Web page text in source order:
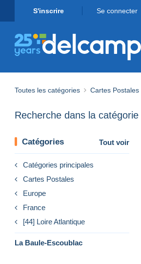
S'inscrire Se connecter
Toutes les catégories Cartes Postales
Recherche dans la catégorie
Catégories Tout voir
Catégories principales
Cartes Postales
Europe
France
[44] Loire Atlantique
La Baule-Escoublac